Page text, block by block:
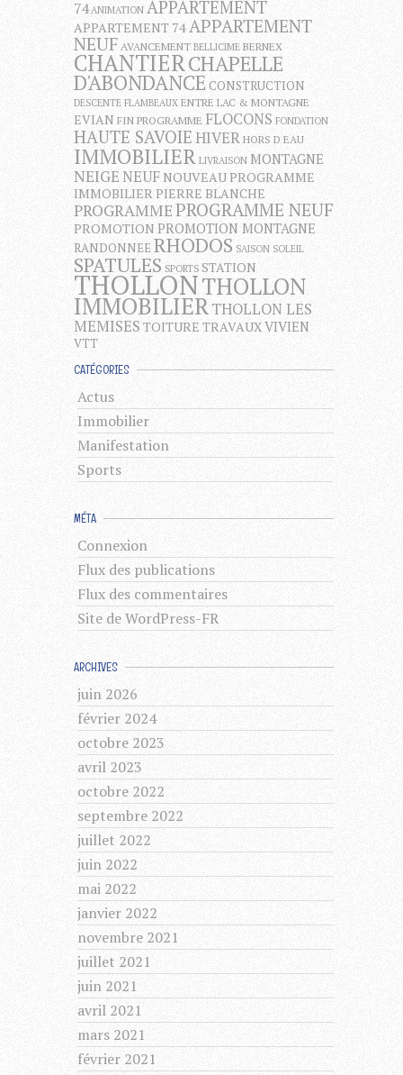
74 ANIMATION APPARTEMENT
APPARTEMENT 74APPARTEMENT
NEUF AVANCEMENT BELLICIME BERNEX
CHANTIERCHAPELLE
D'ABONDANCE CONSTRUCTION
DESCENTE FLAMBEAUX ENTRE LAC & MONTAGNE
EVIAN FIN PROGRAMME FLOCONS FONDATION
HAUTE SAVOIEHIVER HORS D EAU
IMMOBILIER LIVRAISON MONTAGNE
NEIGE NEUFNOUVEAU PROGRAMME
IMMOBILIER PIERRE BLANCHE
PROGRAMMEPROGRAMME NEUF
PROMOTION PROMOTION MONTAGNE
RANDONNEERHODOS SAISON SOLEIL
SPATULES SPORTS STATION
THOLLONTHOLLON
IMMOBILIERTHOLLON LES
MEMISES TOITURE TRAVAUXVIVIEN
VTT
CATÉGORIES
Actus
Immobilier
Manifestation
Sports
MÉTA
Connexion
Flux des publications
Flux des commentaires
Site de WordPress-FR
ARCHIVES
juin 2026
février 2024
octobre 2023
avril 2023
octobre 2022
septembre 2022
juillet 2022
juin 2022
mai 2022
janvier 2022
novembre 2021
juillet 2021
juin 2021
avril 2021
mars 2021
février 2021